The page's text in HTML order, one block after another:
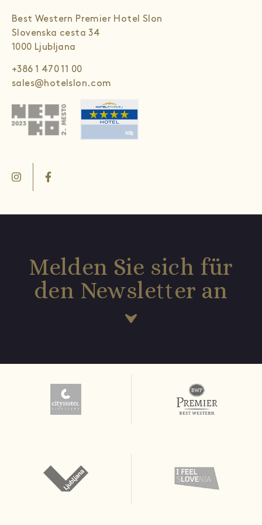
Best Western Premier Hotel Slon
Slovenska cesta 34
1000 Ljubljana
+386 1 470 11 00
sales@hotelslon.com
Melden Sie sich für
den Newsletter an